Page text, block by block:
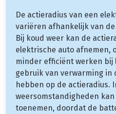
De actieradius van een
variëren afhankelijk van
Bij koud weer kan de
elektrische auto afnemen,
minder efficiënt werken bij
gebruik van verwarming in
hebben op de actieradius.
weersomstandigheden
toenemen, doordat de